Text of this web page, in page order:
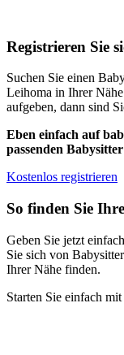
Registrieren Sie
Suchen Sie einen
Leihoma in Ihrer
aufgeben, dann sind
Eben einfach auf
passenden
Kostenlos registrieren
So finden Sie
Geben Sie jetzt
Sie sich von
Ihrer Nähe finden.
Starten Sie einfach